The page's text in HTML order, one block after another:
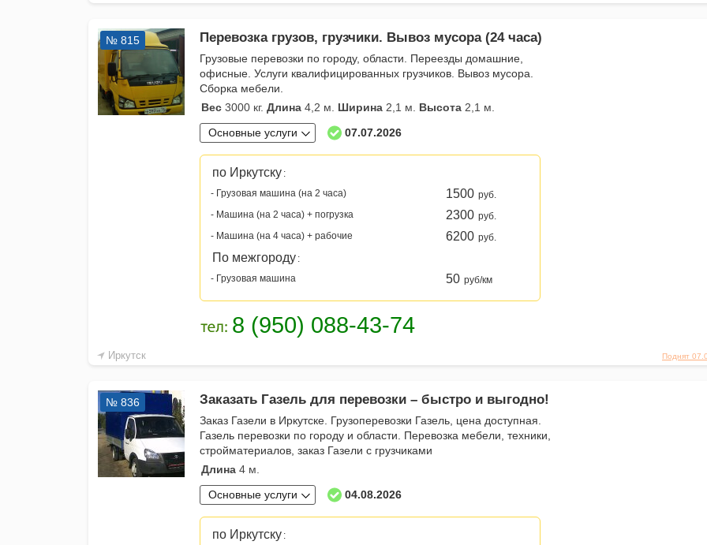
Иркутск Поднят
№ 815 Перевозка грузов, грузчики. Вывоз мусора (24 часа)
Грузовые перевозки по городу, области. Переезды домашние,
офисные. Услуги квалифицированных грузчиков. Вывоз мусора.
Сборка мебели.
Вес 3000 кг. Длина 4,2 м. Ширина 2,1 м. Высота 2,1 м.
Основные услуги
07.07.2026
по Иркутску :
- Грузовая машина (на 2 часа)
1500 руб.
- Машина (на 2 часа) + погрузка
2300 руб.
- Машина (на 4 часа) + рабочие
6200 руб.
По межгороду :
- Грузовая машина
50 руб/км
№ 836 Заказать Газель для перевозки – быстро и выгодно!
Заказ Газели в Иркутске. Грузоперевозки Газель, цена доступная.
Газель перевозки по городу и области. Перевозка мебели, техники,
стройматериалов, заказ Газели с грузчиками
Длина 4 м.
Основные услуги
04.08.2026
по Иркутску :